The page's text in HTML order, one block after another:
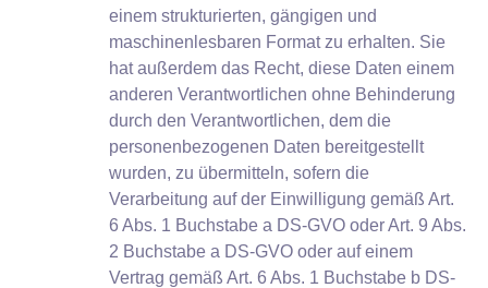
einem strukturierten, gängigen und
maschinenlesbaren Format zu erhalten. Sie
hat außerdem das Recht, diese Daten einem
anderen Verantwortlichen ohne Behinderung
durch den Verantwortlichen, dem die
personenbezogenen Daten bereitgestellt
wurden, zu übermitteln, sofern die
Verarbeitung auf der Einwilligung gemäß Art.
6 Abs. 1 Buchstabe a DS-GVO oder Art. 9 Abs.
2 Buchstabe a DS-GVO oder auf einem
Vertrag gemäß Art. 6 Abs. 1 Buchstabe b DS-